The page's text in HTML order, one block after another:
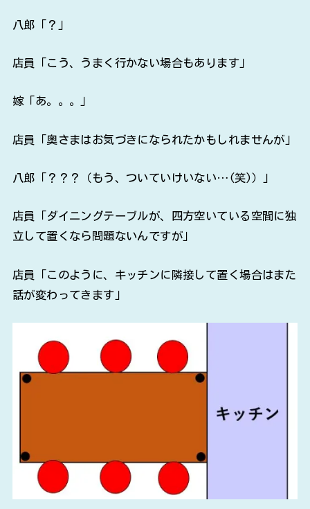
八郎「？」
店員「こう、うまく行かない場合もあります」
嫁「あ。。。」
店員「奥さまはお気づきになられたかもしれませんが」
八郎「？？？（もう、ついていけいない…(笑)）」
店員「ダイニングテーブルが、四方空いている空間に独
立して置くなら問題ないんですが」
店員「このように、キッチンに隣接して置く場合はまた
話が変わってきます」